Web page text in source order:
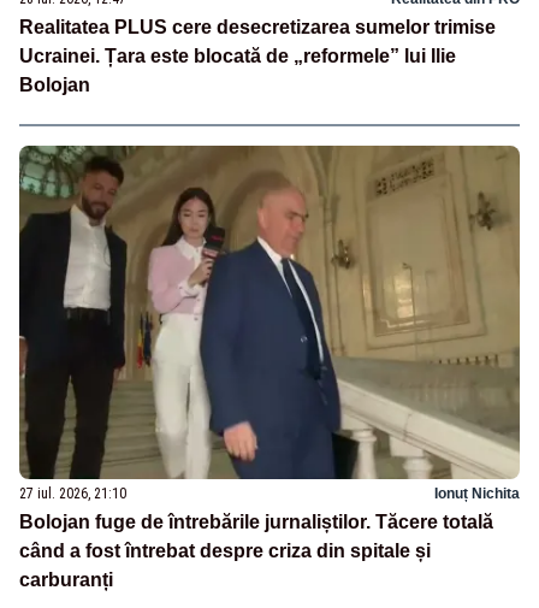
Realitatea PLUS cere desecretizarea sumelor trimise
Ucrainei. Țara este blocată de „reformele” lui Ilie
Bolojan
27 iul. 2026, 21:10 Ionuț Nichita
Bolojan fuge de întrebările jurnaliștilor. Tăcere totală
când a fost întrebat despre criza din spitale și
carburanți